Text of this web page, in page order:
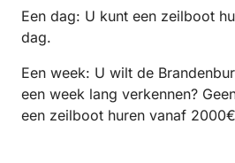
Een dag: U kunt een zeilboot
dag.
Een week: U wilt de
een week lang verkennen?
een zeilboot huren vanaf